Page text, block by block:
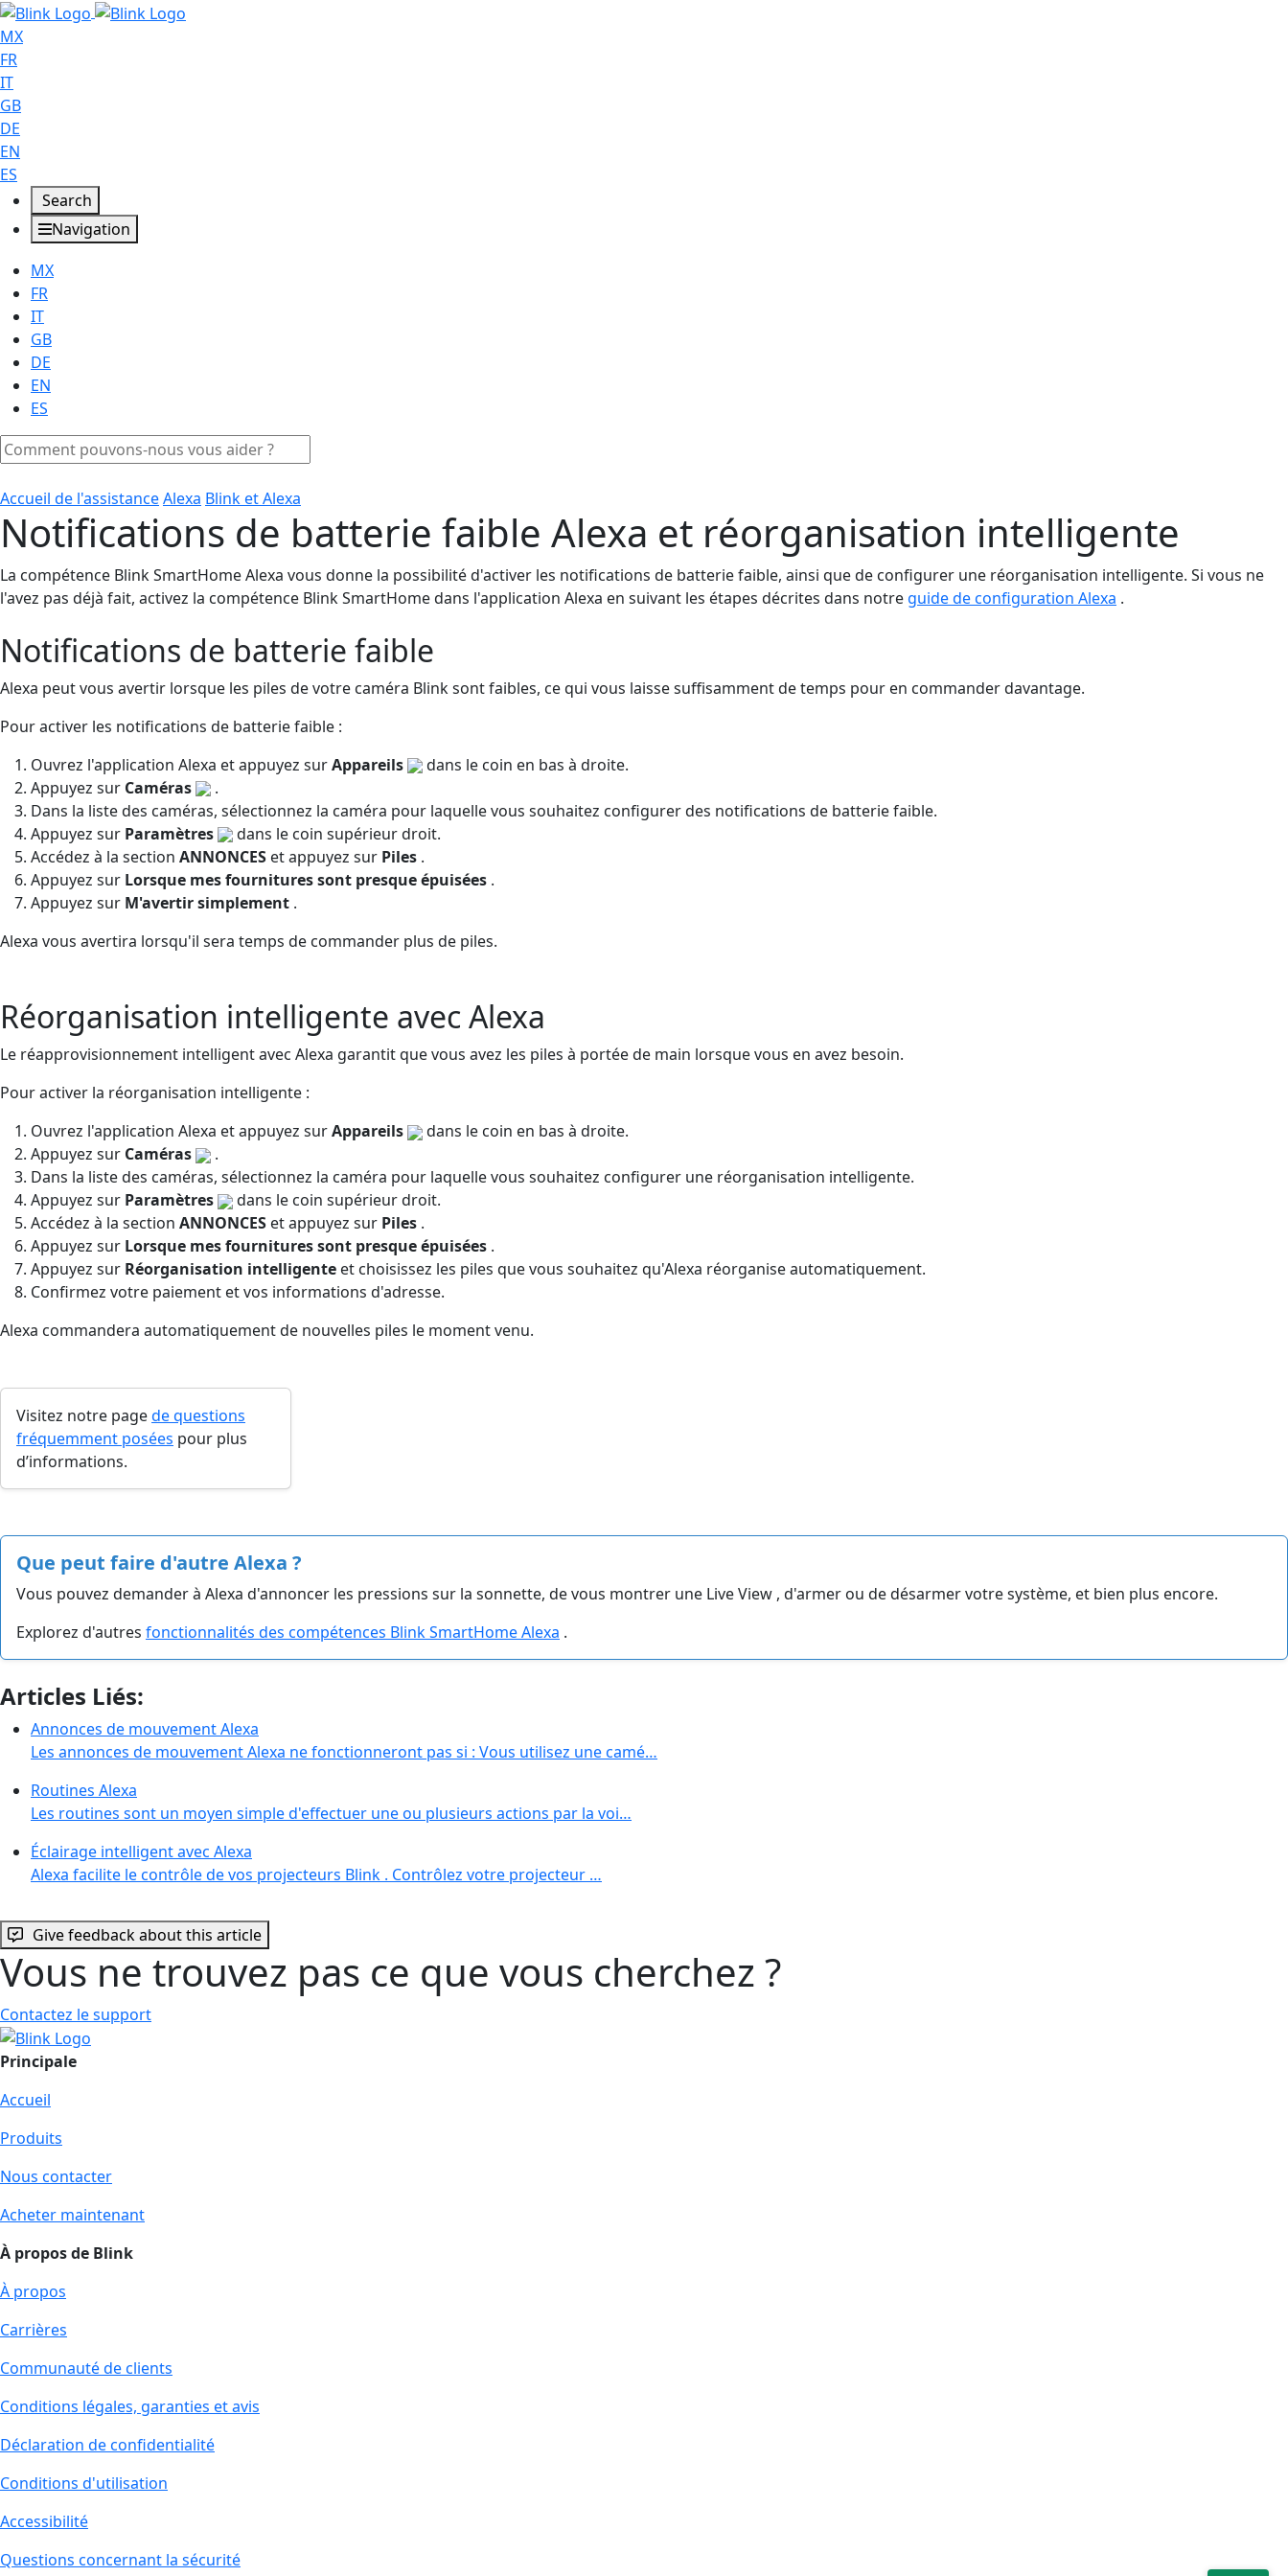
MX
FR
IT
GB
DE
EN
ES
Search
Navigation
MX
FR
IT
GB
DE
EN
ES
Accueil de l'assistanceAlexa Blink et Alexa
Notifications de batterie faible Alexa et réorganisation intelligente
La compétence Blink SmartHome Alexa vous donne la possibilité d'activer les notifications de batterie faible, ainsi que de configurer une réorganisation intelligente. Si vous ne
l'avez pas déjà fait, activez la compétence Blink SmartHome dans l'application Alexa en suivant les étapes décrites dans notre guide de configuration Alexa .
Notifications de batterie faible
Alexa peut vous avertir lorsque les piles de votre caméra Blink sont faibles, ce qui vous laisse suffisamment de temps pour en commander davantage.
Pour activer les notifications de batterie faible :
Ouvrez l'application Alexa et appuyez surAppareils
dans le coin en bas à droite.
Appuyez sur Caméras
.
Dans la liste des caméras, sélectionnez la caméra pour laquelle vous souhaitez configurer des notifications de batterie faible.
Appuyez sur Paramètres
dans le coin supérieur droit.
Accédez à la section ANNONCES et appuyez sur Piles .
Appuyez sur Lorsque mes fournitures sont presque épuisées .
Appuyez sur M'avertir simplement .
Alexa vous avertira lorsqu'il sera temps de commander plus de piles.
Réorganisation intelligente avec Alexa
Le réapprovisionnement intelligent avec Alexa garantit que vous avez les piles à portée de main lorsque vous en avez besoin.
Pour activer la réorganisation intelligente :
Ouvrez l'application Alexa et appuyez surAppareils
dans le coin en bas à droite.
Appuyez sur Caméras
.
Dans la liste des caméras, sélectionnez la caméra pour laquelle vous souhaitez configurer une réorganisation intelligente.
Appuyez sur Paramètres
dans le coin supérieur droit.
Accédez à la section ANNONCES et appuyez sur Piles .
Appuyez sur Lorsque mes fournitures sont presque épuisées .
Appuyez sur Réorganisation intelligente et choisissez les piles que vous souhaitez qu'Alexa réorganise automatiquement.
Confirmez votre paiement et vos informations d'adresse.
Alexa commandera automatiquement de nouvelles piles le moment venu.
Visitez notre pagede questions
fréquemment posées pour plus
d’informations.
Que peut faire d'autre Alexa ?
Vous pouvez demander à Alexa d'annoncer les pressions sur la sonnette, de vous montrer une Live View , d'armer ou de désarmer votre système, et bien plus encore.
Explorez d'autres fonctionnalités des compétences Blink SmartHome Alexa .
Articles Liés:
Annonces de mouvement Alexa
Les annonces de mouvement Alexa ne fonctionneront pas si : Vous utilisez une camé…
Routines Alexa
Les routines sont un moyen simple d'effectuer une ou plusieurs actions par la voi…
Éclairage intelligent avec Alexa
Alexa facilite le contrôle de vos projecteurs Blink . Contrôlez votre projecteur …
Give feedback about this article
Vous ne trouvez pas ce que vous cherchez ?
Contactez le support
Principale
Accueil
Produits
Nous contacter
Acheter maintenant
À propos de Blink
À propos
Carrières
Communauté de clients
Conditions légales, garanties et avis
Déclaration de confidentialité
Conditions d'utilisation
Accessibilité
Questions concernant la sécurité